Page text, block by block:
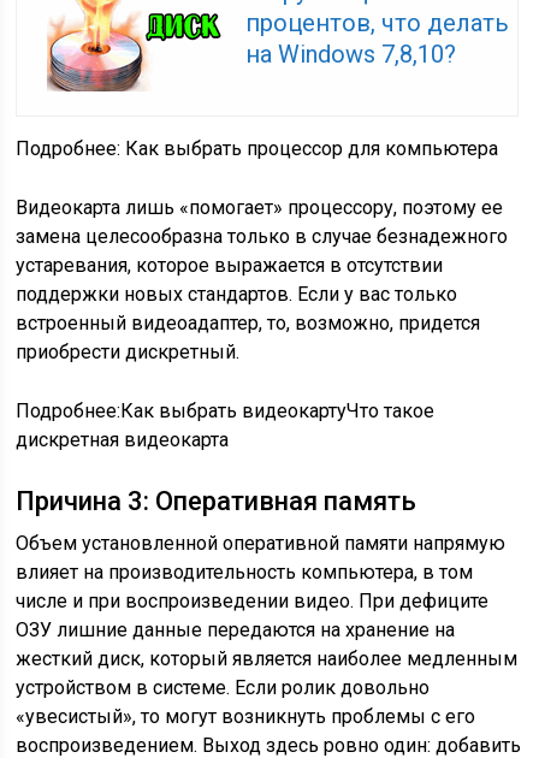
процентов, что делать
на Windows 7,8,10?
Подробнее: Как выбрать процессор для компьютера
Видеокарта лишь «помогает» процессору, поэтому ее
замена целесообразна только в случае безнадежного
устаревания, которое выражается в отсутствии
поддержки новых стандартов. Если у вас только
встроенный видеоадаптер, то, возможно, придется
приобрести дискретный.
Подробнее:Как выбрать видеокартуЧто такое
дискретная видеокарта
Причина 3: Оперативная память
Объем установленной оперативной памяти напрямую
влияет на производительность компьютера, в том
числе и при воспроизведении видео. При дефиците
ОЗУ лишние данные передаются на хранение на
жесткий диск, который является наиболее медленным
устройством в системе. Если ролик довольно
«увесистый», то могут возникнуть проблемы с его
воспроизведением. Выход здесь ровно один: добавить